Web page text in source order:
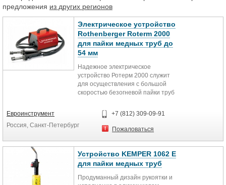
руб.
предложения из других регионов
Электрическое устройство
Rothenberger Roterm 2000
для пайки медных труб до
54 мм
Надежное электрическое
устройство Ротерм 2000 служит
для осуществления с большой
скоростью безогневой пайки труб
1/4" – 2 1/8“ с помощью мягкого
припоя. Лучше всего устройство
подходит для использования в
в иных местах, в которых не
допускается работать открытым
пламенем за счет большой
вероятности возгорания.
Евроинструмент
Россия, Санкт-Петербург
+7 (812) 309-09-91
Пожаловаться
Устройство KEMPER 1062 E
для пайки медных труб
Продуманный дизайн рукоятки и